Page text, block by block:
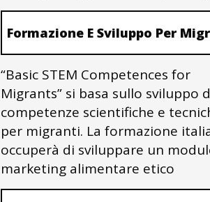
Formazione E Sviluppo Per
“Basic STEM Competences for
Migrants” si basa sullo sviluppo
competenze scientifiche e
per migranti. La formazione
occuperà di sviluppare un
marketing alimentare etico